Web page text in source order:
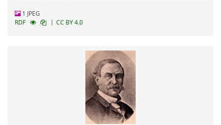
1 JPEG
RDF
| CC BY 4.0